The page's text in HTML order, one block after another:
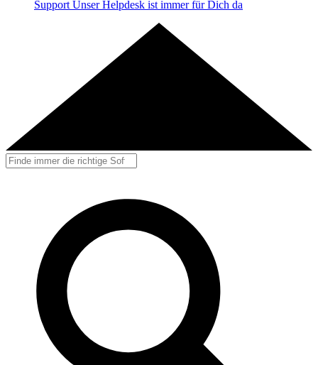
Support Unser Helpdesk ist immer für Dich da